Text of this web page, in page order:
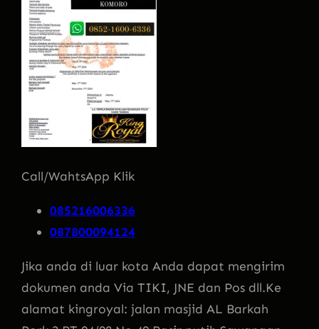
Call/WahtsApp Klik
085216006336
087800094124
Jika anda di luar kota Anda dapat mengirim
dokumen anda Via TIKI, JNE dan Pos dll.Ke
alamat kingroyal: jalan masjid AL Barkah